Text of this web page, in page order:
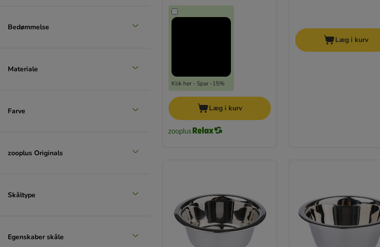
Bedømmelse
Materiale
Farve
zooplus Originals
Skåltype
Egenskaber skåle
Klik her - Spar -15%
Læg i kurv
Læg i kurv